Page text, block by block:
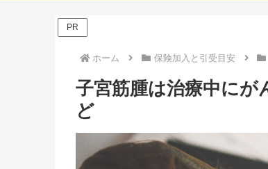
PR
ホーム 保険加入と引受目安
子宮筋腫は治療中にが
ど